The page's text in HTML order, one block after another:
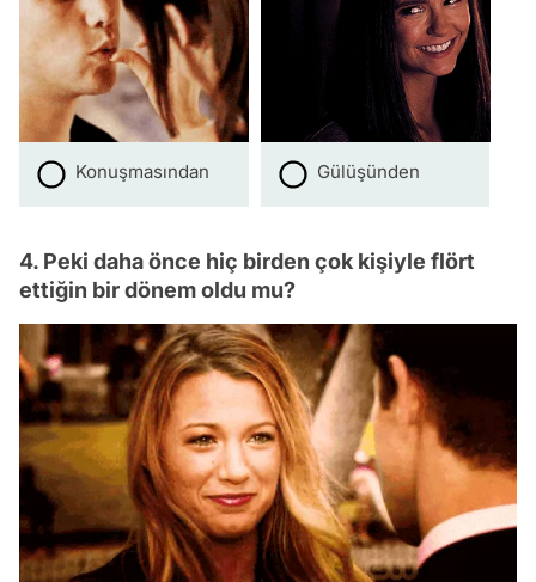
Konuşmasından Gülüşünden
4. Peki daha önce hiç birden çok kişiyle flört
ettiğin bir dönem oldu mu?